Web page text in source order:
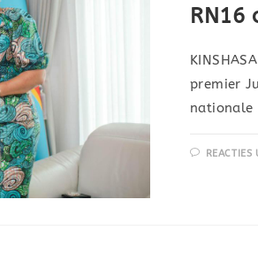
RN16
premier
nationale
REACTIES